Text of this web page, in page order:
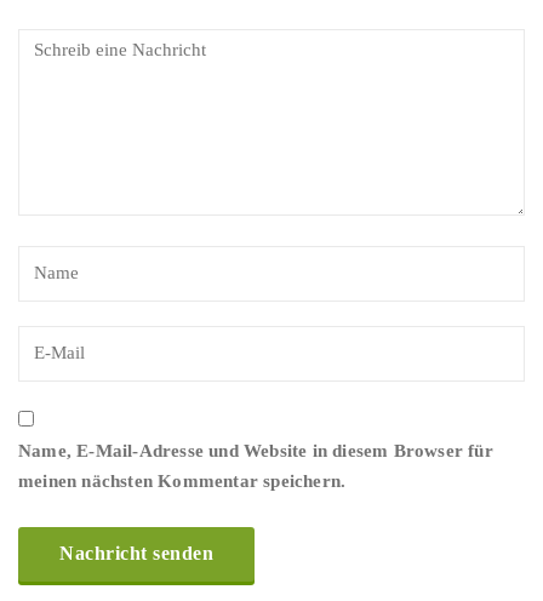
Name, E-Mail-Adresse und Website in diesem Browser für
meinen nächsten Kommentar speichern.